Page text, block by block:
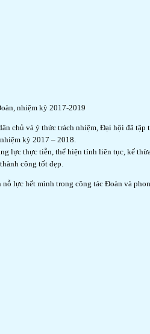
nhiệm kỳ 2017-2019
chủ và ý thức trách nhiệm, Đại hội đã
kỳ 2017 – 2018.
lực thực tiễn, thể hiện tính liên tục, kế
công tốt đẹp.
lực hết mình trong công tác Đoàn và